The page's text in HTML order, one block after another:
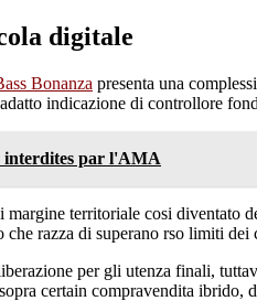
digitale
Bonanza presenta una
indicazione di controllore
interdites par l'AMA
territoriale cosi
razza di superano rso limiti
per gli utenza finali,
certain compravendita